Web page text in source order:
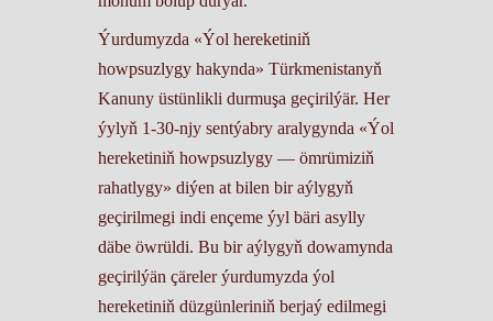
Ýurdumyzda «Ýol hereketiniň
howpsuzlygy hakynda» Türkmenistanyň
Kanuny üstünlikli durmuşa geçirilýär. Her
ýylyň 1-30-njy sentýabry aralygynda «Ýol
hereketiniň howpsuzlygy — ömrümiziň
rahatlygy» diýen at bilen bir aýlygyň
geçirilmegi indi ençeme ýyl bäri asylly
däbe öwrüldi. Bu bir aýlygyň dowamynda
geçirilýän çäreler ýurdumyzda ýol
hereketiniň düzgünleriniň berjaý edilmegi